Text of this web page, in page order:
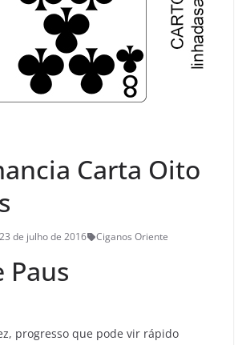
Carta Oito
23 de julho de 2016 Ciganos Oriente
Paus
progresso que pode vir rápido